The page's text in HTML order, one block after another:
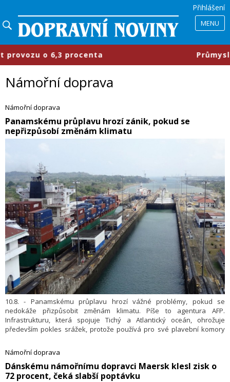
Přihlášení
MENU
​Průmyslové parky se mění,
Námořní doprava
Námořní doprava
Panamskému průplavu hrozí zánik, pokud se
nepřizpůsobí změnám klimatu
10.8. - Panamskému průplavu hrozí vážné problémy, pokud se
nedokáže přizpůsobit změnám klimatu. Píše to agentura AFP.
Infrastrukturu, která spojuje Tichý a Atlantický oceán, ohrožuje
především pokles srážek, protože používá pro své plavební komory
omezit pohyb lodí v kanálu, což se zřejmě promítne do jeho
hospodaření.
Námořní doprava
Dánskému námořnímu dopravci Maersk klesl zisk o
72 procent, čeká slabší poptávku